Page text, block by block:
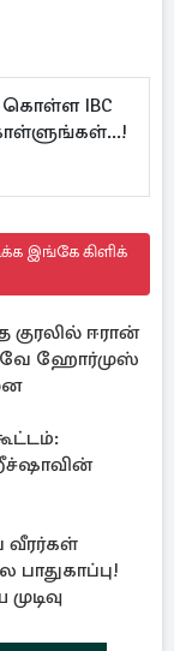
கொள்ள IBC
இங்கே கிளிக்
குரலில் ஈரான்
ஹோர்முஸ்
வீரர்கள்